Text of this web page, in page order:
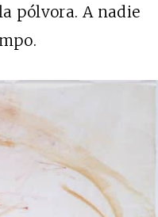
pólvora. A nadie